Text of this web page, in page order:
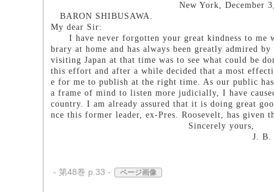
New York, December 3,
BARON SHIBUSAWA.
My dear Sir:
I have never forgotten your great kindness to me
brary at home and has always been greatly admired
visiting Japan at that time was to see what could be
this effort and after a while decided that a most
e for me to publish at the right time. As our public
a frame of mind to listen more judicially, I have
country. I am already assured that it is doing great
nce this former leader, ex-Pres. Roosevelt, has given
Sincerely yours,
J. B.
- 第48巻 p.33 - ページ画像